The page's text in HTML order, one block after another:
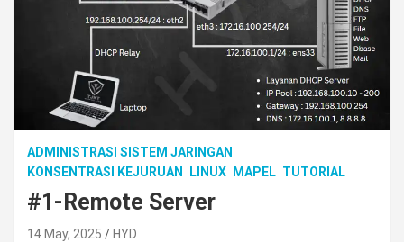
ADMINISTRASI SISTEM JARINGAN
KONSENTRASI KEJURUAN
LINUX MAPEL TUTORIAL
#1-Remote Server
14 May, 2025 HYD